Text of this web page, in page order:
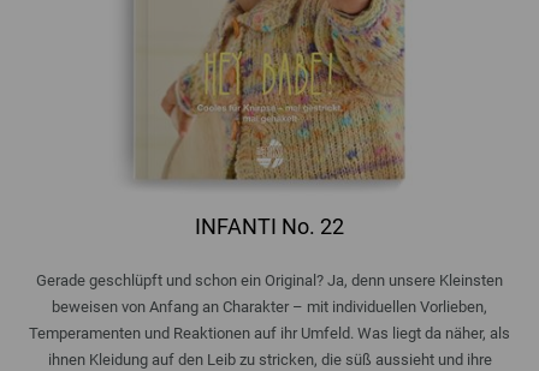
INFANTI No. 22
Gerade geschlüpft und schon ein Original? Ja, denn unsere Kleinsten
beweisen von Anfang an Charakter – mit individuellen Vorlieben,
Temperamenten und Reaktionen auf ihr Umfeld. Was liegt da näher, als
ihnen Kleidung auf den Leib zu stricken, die süß aussieht und ihre